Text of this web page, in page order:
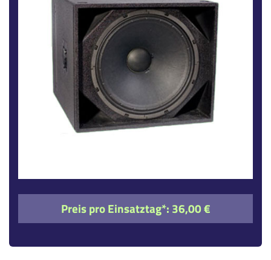
Preis pro Einsatztag*: 36,00 €